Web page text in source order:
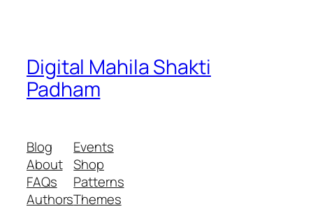
Digital Mahila Shakti
Padham
Blog
About
FAQs
Authors
Events
Shop
Patterns
Themes